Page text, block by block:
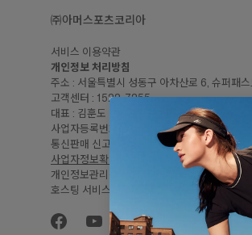
㈜아머스포츠코리아
서비스 이용약관
개인정보 처리방침
주소 : 서울특별시 성동구 아차산로 6, 슈퍼패
고객센터 : 1522-7255
대표 : 김훈도
사업자등록번호: 120-81-57446
통신판매 신고번호 : 2023-서울성동-2064
사업자정보확인
개인정보관리책임자 : 임민지
호스팅 서비스 : Shopify